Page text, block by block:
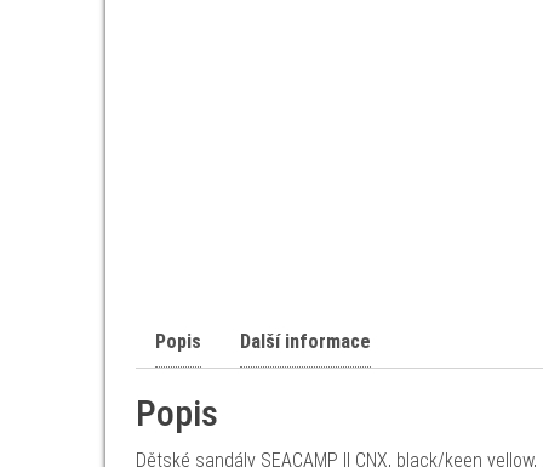
Popis Další informace
Popis
Dětské sandály SEACAMP II CNX, black/keen